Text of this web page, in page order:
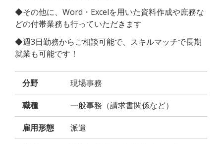
◆その他に、Word・Excelを用いた資料作成や庶務な
どの付帯業務も行っていただきます
◆週3日勤務からご相談可能で、スキルマッチで長期
就業も可能です！
分野 現場事務
職種 一般事務（請求書関係など）
雇用形態 派遣